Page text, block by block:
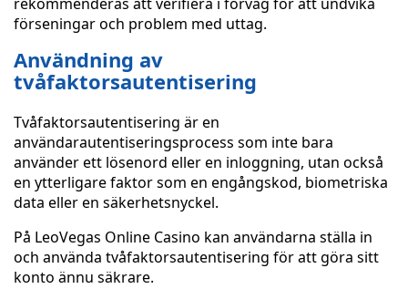
förseningar och problem med uttag.
Användning av
tvåfaktorsautentisering
Tvåfaktorsautentisering är en
användarautentiseringsprocess som inte bara
använder ett lösenord eller en inloggning, utan också
en ytterligare faktor som en engångskod, biometriska
data eller en säkerhetsnyckel.
På LeoVegas Online Casino kan användarna ställa in
och använda tvåfaktorsautentisering för att göra sitt
konto ännu säkrare.